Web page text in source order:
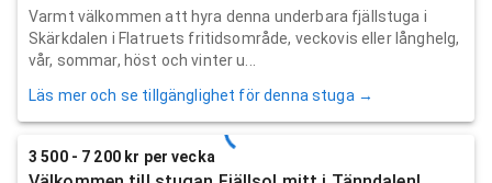
Varmt välkommen att hyra denna underbara fjällstuga i
Skärkdalen i Flatruets fritidsområde, veckovis eller långhelg,
vår, sommar, höst och vinter u...
Läs mer och se tillgänglighet för denna stuga →
3 500 - 7 200 kr per vecka